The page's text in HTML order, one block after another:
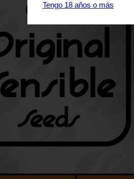
Tengo 18 años o más